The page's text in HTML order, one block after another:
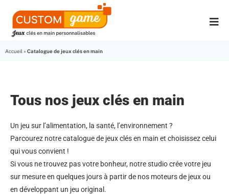
Accueil » Catalogue de jeux clés en main
Tous nos jeux clés en main
Un jeu sur l’alimentation, la santé, l’environnement ?
Parcourez notre catalogue de jeux clés en main et choisissez celui
qui vous convient !
Si vous ne trouvez pas votre bonheur, notre studio crée votre jeu
sur mesure en quelques jours à partir de nos moteurs de jeux ou
en développant un jeu original.